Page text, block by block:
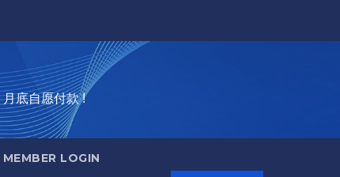
底自愿付款 !
MEMBER LOGIN